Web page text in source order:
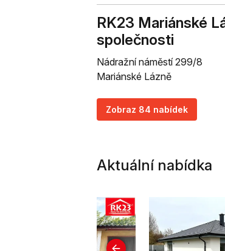
RK23 Mariánské
společnosti
Nádražní náměstí 299/8
Mariánské Lázně
Zobraz 84 nabídek
Aktuální nabídka